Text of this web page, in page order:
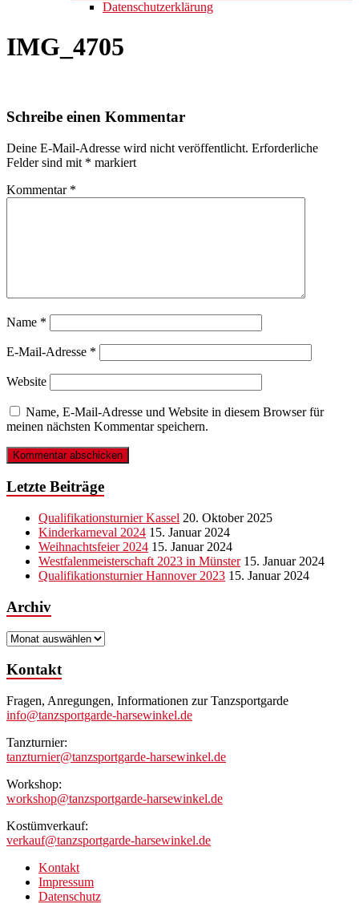
Datenschutzerklärung
IMG_4705
Schreibe einen Kommentar
Deine E-Mail-Adresse wird nicht veröffentlicht. Erforderliche
Felder sind mit * markiert
Kommentar *
Name *
E-Mail-Adresse *
Website
Name, E-Mail-Adresse und Website in diesem Browser für
meinen nächsten Kommentar speichern.
Letzte Beiträge
Qualifikationsturnier Kassel 20. Oktober 2025
Kinderkarneval 2024 15. Januar 2024
Weihnachtsfeier 2024 15. Januar 2024
Westfalenmeisterschaft 2023 in Münster 15. Januar 2024
Qualifikationsturnier Hannover 2023 15. Januar 2024
Archiv
Archiv
Kontakt
Fragen, Anregungen, Informationen zur Tanzsportgarde
info@tanzsportgarde-harsewinkel.de
Tanzturnier:
tanzturnier@tanzsportgarde-harsewinkel.de
Workshop:
workshop@tanzsportgarde-harsewinkel.de
Kostümverkauf:
verkauf@tanzsportgarde-harsewinkel.de
Kontakt
Impressum
Datenschutz